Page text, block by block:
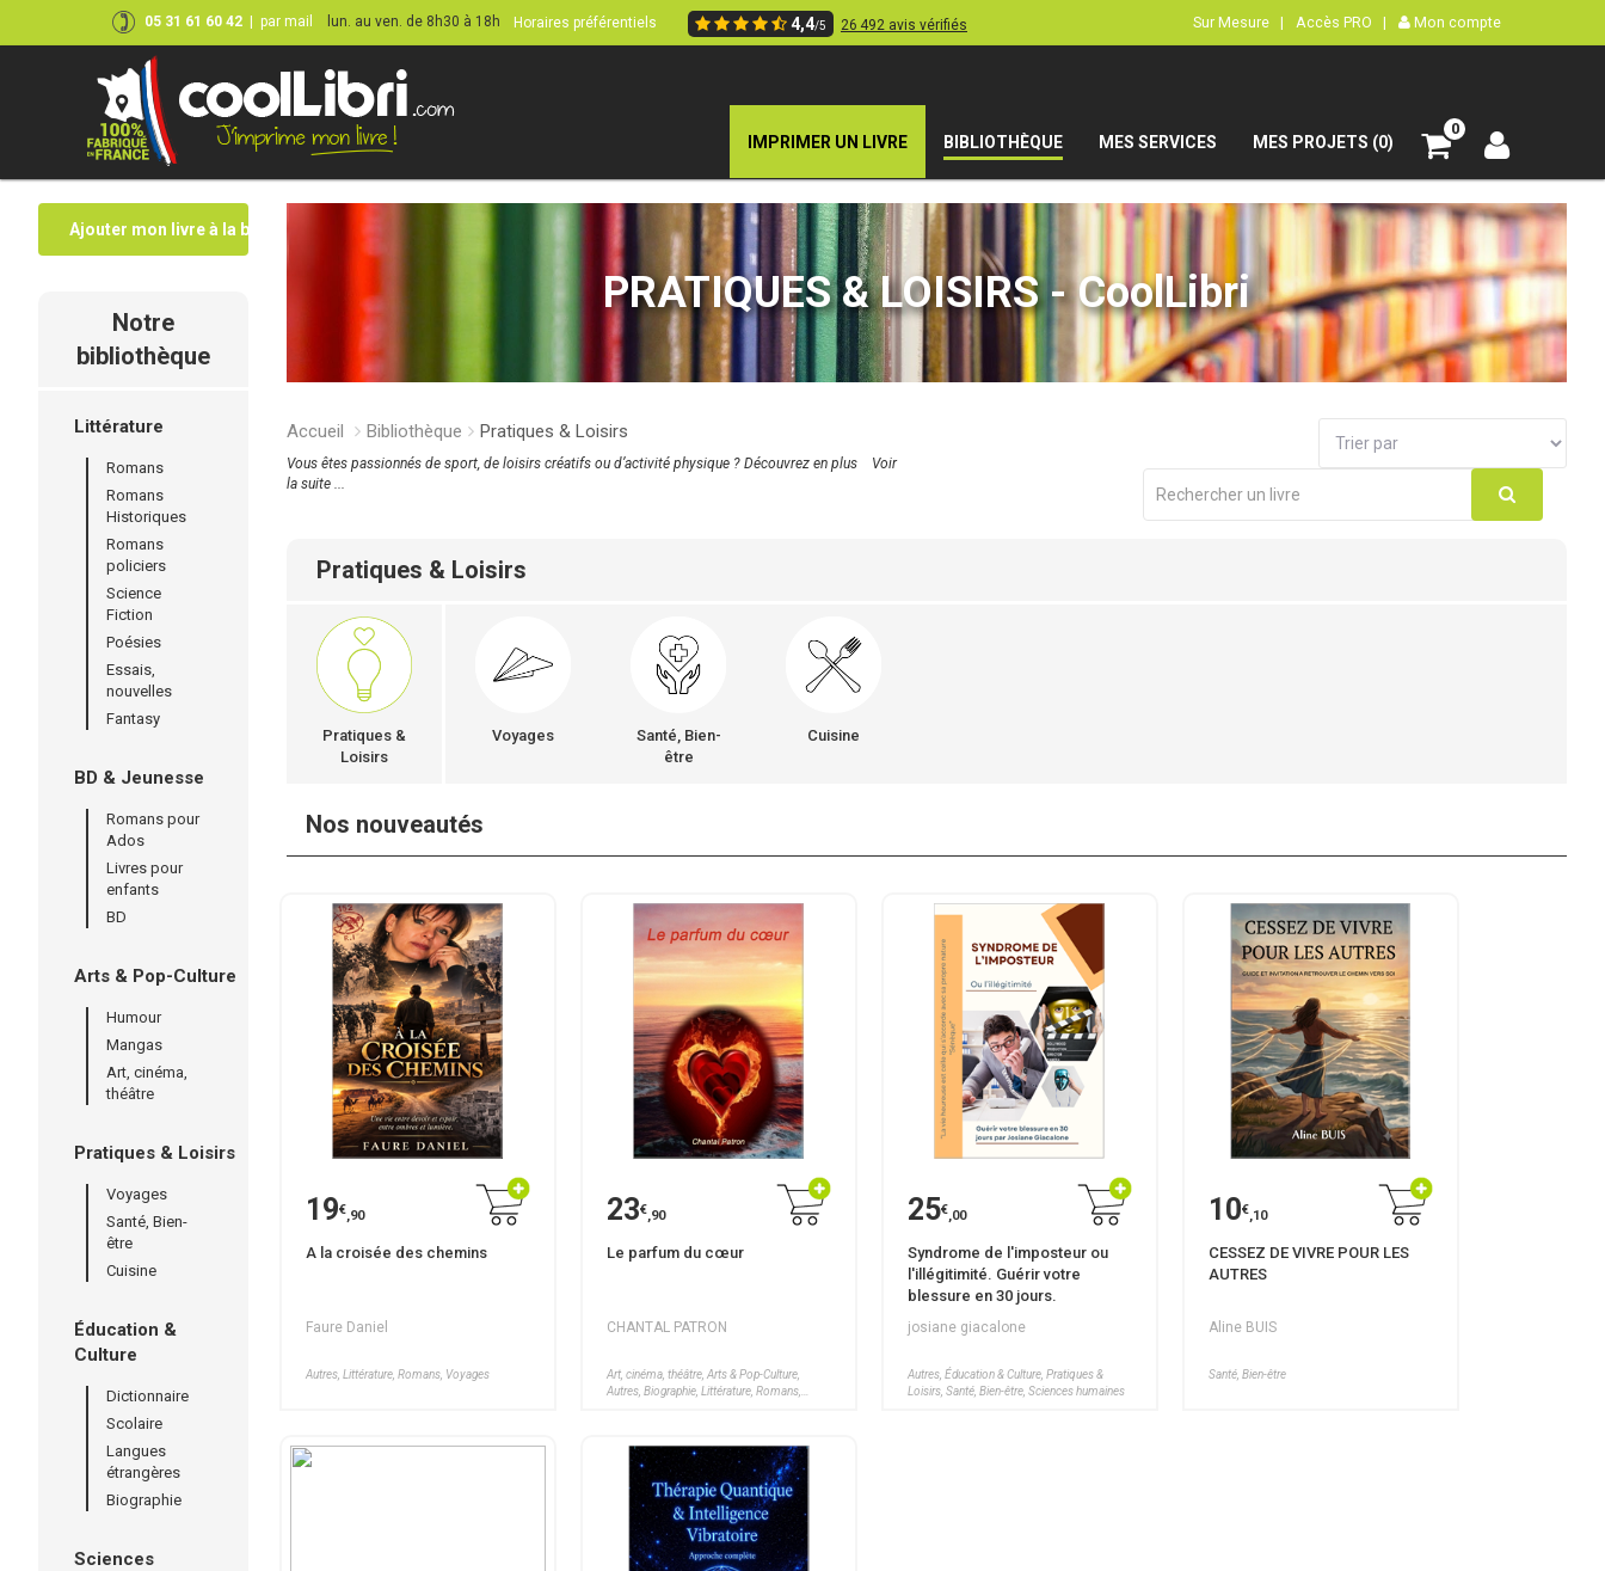
05 31 61 60 42 par mail lun. au ven. de 8h30 à 18h Horaires préférentiels 4,4/5 26 492 avis vérifiés Sur Mesure | Accès PRO | Mon compte
IMPRIMER UN LIVRE BIBLIOTHÈQUE MES SERVICES MES PROJETS (0)
0
Ajouter mon livre à la bibliothèque
Notre
bibliothèque
Littérature
Romans
Romans
Historiques
Romans
policiers
Science
Fiction
Poésies
Essais,
nouvelles
Fantasy
BD & Jeunesse
Romans pour
Ados
Livres pour
enfants
BD
Arts & Pop-Culture
Humour
Mangas
Art, cinéma,
théâtre
Pratiques & Loisirs
Voyages
Santé, Bien-
être
Cuisine
Éducation &
Culture
Dictionnaire
Scolaire
Langues
étrangères
Biographie
Sciences
PRATIQUES & LOISIRS - CoolLibri
Accueil Bibliothèque Pratiques & Loisirs
Vous êtes passionnés de sport, de loisirs créatifs ou d’activité physique ? Découvrez en plus
Voir
la suite ...
Pratiques & Loisirs
Pratiques &
Loisirs
Voyages
Santé, Bien-
être
Cuisine
Nos nouveautés
19€,90
A la croisée des chemins
Faure Daniel
Autres, Littérature, Romans, Voyages
23€,90
Le parfum du cœur
CHANTAL PATRON
Art, cinéma, théâtre, Arts & Pop-Culture,
Autres, Biographie, Littérature, Romans,
25€,00
Syndrome de l'imposteur ou
l'illégitimité. Guérir votre
blessure en 30 jours.
josiane giacalone
Autres, Éducation & Culture, Pratiques &
Loisirs, Santé, Bien-être, Sciences humaines
10€,10
CESSEZ DE VIVRE POUR LES
AUTRES
Aline BUIS
Santé, Bien-être